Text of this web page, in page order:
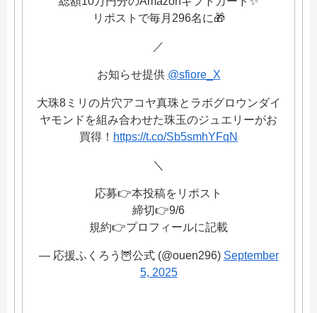
リポストで毎月296名に🎁
／
お知らせ提供 @sfiore_X
大珠8ミリの片穴アコヤ真珠とラボグロウンダイ
ヤモンドを組み合わせた珠玉のジュエリーがお
買得！ https://t.co/Sb5smhYFqN
＼
応募👉本投稿をリポスト
締切👉9/6
規約👉プロフィールに記載
— 応援ふくろう🦉公式 (@ouen296) September
5, 2025